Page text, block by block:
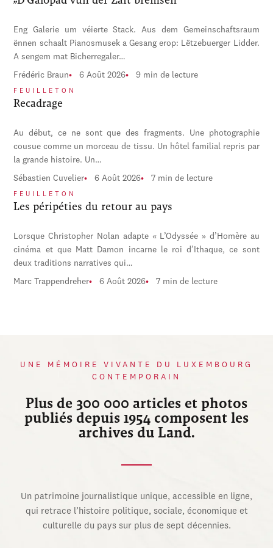
Eng Galerie um véierte Stack. Aus dem Gemeinschaftsraum
ënnen schaalt Pianosmusek a Gesang erop: Lëtzebuerger Lidder.
A sengem mat Bicherregaler…
Frédéric Braun 6 Août 2026 9 min de lecture
FEUILLETON
Recadrage
Au début, ce ne sont que des fragments. Une photographie
cousue comme un morceau de tissu. Un hôtel familial repris par
la grande histoire. Un…
Sébastien Cuvelier 6 Août 2026 7 min de lecture
FEUILLETON
Les péripéties du retour au pays
Lorsque Christopher Nolan adapte « L’Odyssée » d’Homère au
cinéma et que Matt Damon incarne le roi d’Ithaque, ce sont
deux traditions narratives qui…
Marc Trappendreher 6 Août 2026 7 min de lecture
UNE MÉMOIRE VIVANTE DU LUXEMBOURG
CONTEMPORAIN
Plus de 300 000 articles et photos
publiés depuis 1954 composent les
archives du Land.
Un patrimoine journalistique unique, accessible en ligne,
qui retrace l’histoire politique, sociale, économique et
culturelle du pays sur plus de sept décennies.